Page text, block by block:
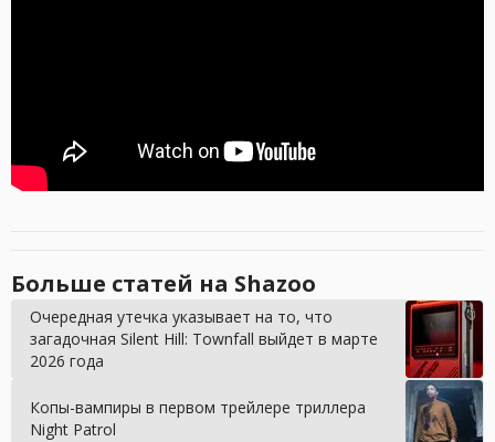
Больше статей на Shazoo
Очередная утечка указывает на то, что
загадочная Silent Hill: Townfall выйдет в марте
2026 года
Копы-вампиры в первом трейлере триллера
Night Patrol